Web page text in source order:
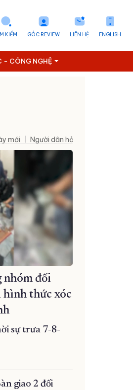
ENGLISH
LIÊN HỆ
GÓC REVIEW
KIẾM
- CÔNG NGHỆ
mới Người dân hỏi – Cơ quan nhà
nhóm đối
hình thức xóc
sự trưa 7-8-
giao 2 đối